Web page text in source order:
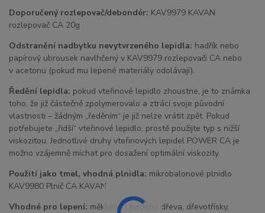
Doporučený rozlepovač/debondér: KAV9979 KAVAN
rozlepovač CA 20g
Odstranění nadbytku nevytvrzeného lepidla: hadřík nebo
papírový ubrousek navlhčený v KAV9979 rozlepovači CA nebo
v acetonu (pokud mu lepené materiály odolávají).
Ředění lepidla: pokud vteřinové lepidlo zhoustne, je to známka
toho, že již částečně zpolymerovalo a ztrácí svoje původní
vlastnosti – žádným „ředěním“ je již nelze vrátit zpět. Pokud
potřebujete „řidší“ vteřinové lepidlo, prostě použijte typ s nižší
viskozitou. Jednotlivé druhy vteřinových lepidel POWER CA je
možno vzájemně míchat pro dosažení optimální viskozity.
Použití jako tmel, vhodná plnidla: mikrobalonové plnidlo
KAV9980 Plnič CA KAVAN.
Vhodné pro lepení: měkkého i tvrdého dřeva, dřevotřísky,